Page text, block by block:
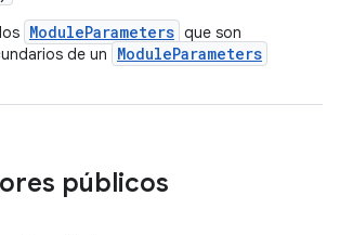
ModuleParameters que son
de un
ModuleParameters
públicos